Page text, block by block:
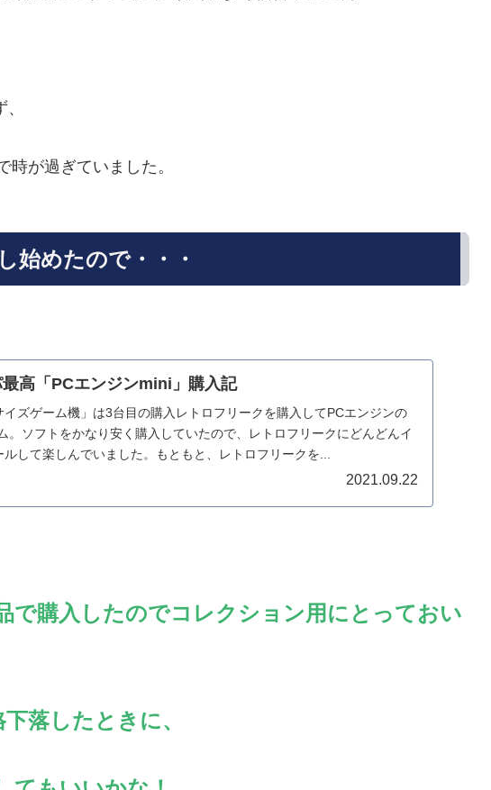
時が過ぎていました。
始めたので・・・
最高「PCエンジンmini」購入記
イズゲーム機」は3台目の購入レトロフリークを購入してPCエンジンの
。ソフトをかなり安く購入していたので、レトロフリークにどんどんイ
ルして楽しんでいました。もともと、レトロフリークを...
2021.09.22
で購入したのでコレクション用にとっておい
落したときに、